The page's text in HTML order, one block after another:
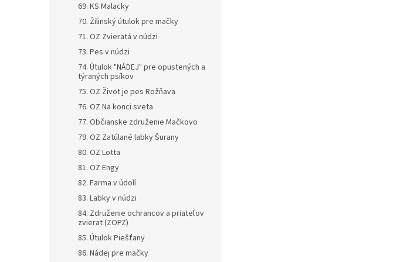
69. KS Malacky
70. Žilinský útulok pre mačky
71. OZ Zvieratá v núdzi
73. Pes v núdzi
74. Útulok "NÁDEJ" pre opustených a
týraných psíkov
75. OZ Život je pes Rožňava
76. OZ Na konci sveta
77. Občianske združenie Mačkovo
79. OZ Zatúlané labky Šurany
80. OZ Lotta
81. OZ Engy
82. Farma v údolí
83. Labky v núdzi
84. Združenie ochrancov a priateľov
zvierat (ZOPZ)
85. Útulok Piešťany
86. Nádej pre mačky